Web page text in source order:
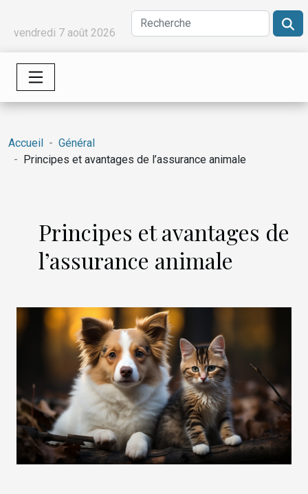
vendredi 7 août 2026
Accueil
Général
Principes et avantages de l’assurance animale
Principes et avantages de
l’assurance animale